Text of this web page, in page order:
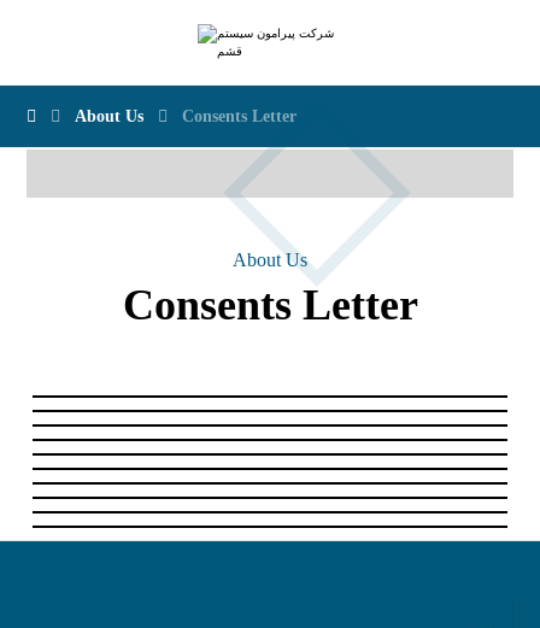
About Us Consents Letter
About Us
Consents Letter